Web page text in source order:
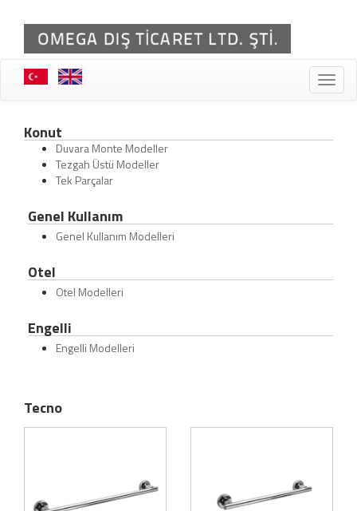
Toggle
Konut
Duvara Monte Modeller
Tezgah Üstü Modeller
Tek Parçalar
Genel Kullanım
Genel Kullanım Modelleri
Otel
Otel Modelleri
Engelli
Engelli Modelleri
Tecno